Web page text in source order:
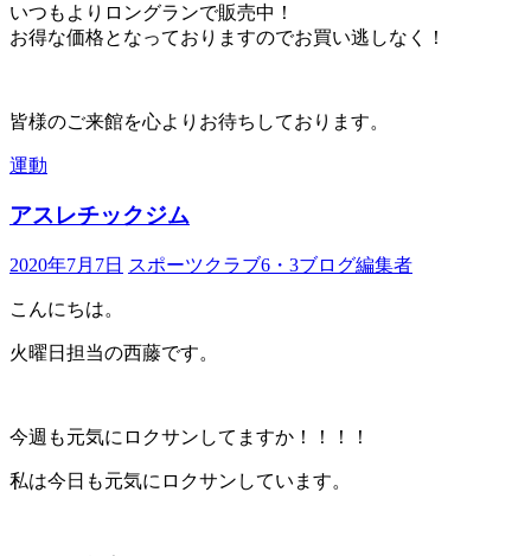
いつもよりロングランで販売中！
お得な価格となっておりますのでお買い逃しなく！
皆様のご来館を心よりお待ちしております。
運動
アスレチックジム
2020年7月7日 スポーツクラブ6・3ブログ編集者
こんにちは。
火曜日担当の西藤です。
今週も元気にロクサンしてますか！！！！
私は今日も元気にロクサンしています。